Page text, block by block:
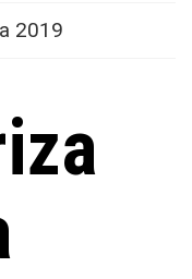
2019